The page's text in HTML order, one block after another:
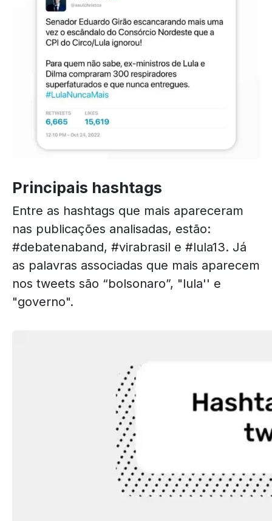
Principais hashtags
Entre as hashtags que mais apareceram
nas publicações analisadas, estão:
#debatenaband, #virabrasil e #lula13. Já
as palavras associadas que mais aparecem
nos tweets são “bolsonaro”, "lula'' e
"governo".